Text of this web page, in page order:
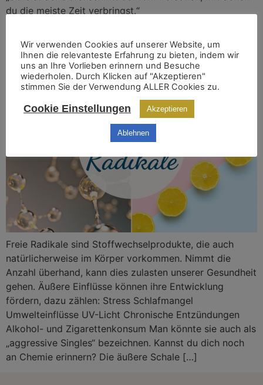
du die meiste Zeit verbringst.“
Freie Radikale sind Stoffwechselprodukte, die auch
natürlicherweise im Körper vorkommen. Nimmt die
Anzahl überhand, kann dies zulasten unserer Gesundheit
gehen. Äußere Einflüsse können ihre Entwicklung
fördern, dazu zählen: Stress Schlafmangel
Umwelteinflüsse UV-Licht Chronische Entzündungen
Alkohol- und Zigarettenkonsum Man könnte sie auch als
„aggressive Singles“ bezeichnen. Kannst du dich noch
an Chemie erinnern? Die äußere Schale […]
Wir verwenden Cookies auf unserer Website, um
Ihnen die relevanteste Erfahrung zu bieten, indem wir
uns an Ihre Vorlieben erinnern und Besuche
wiederholen. Durch Klicken auf "Akzeptieren"
stimmen Sie der Verwendung ALLER Cookies zu.
Cookie Einstellungen Akzeptieren
Ablehnen